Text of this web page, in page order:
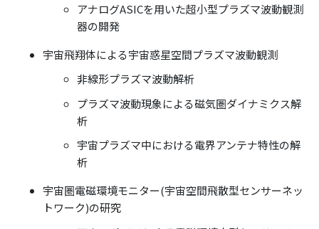
アナログASICを用いた超小型プラズマ波動観測
器の開発
宇宙飛翔体による宇宙惑星空間プラズマ波動観測
非線形プラズマ波動解析
プラズマ波動現象による磁気圏ダイナミクス解
析
宇宙プラズマ中における電界アンテナ特性の解
析
宇宙圏電磁環境モニター(宇宙空間飛散型センサーネッ
トワーク)の研究